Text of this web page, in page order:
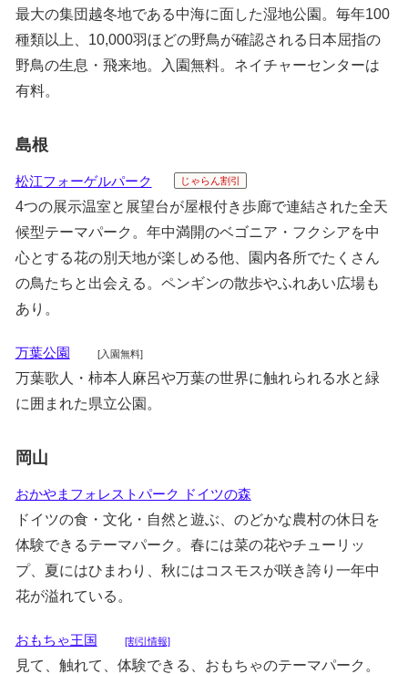
最大の集団越冬地である中海に面した湿地公園。毎年100
種類以上、10,000羽ほどの野鳥が確認される日本屈指の
野鳥の生息・飛来地。入園無料。ネイチャーセンターは
有料。
島根
松江フォーゲルパーク じゃらん割引
4つの展示温室と展望台が屋根付き歩廊で連結された全天
候型テーマパーク。年中満開のベゴニア・フクシアを中
心とする花の別天地が楽しめる他、園内各所でたくさん
の鳥たちと出会える。ペンギンの散歩やふれあい広場も
あり。
万葉公園 [入園無料]
万葉歌人・柿本人麻呂や万葉の世界に触れられる水と緑
に囲まれた県立公園。
岡山
おかやまフォレストパーク ドイツの森
ドイツの食・文化・自然と遊ぶ、のどかな農村の休日を
体験できるテーマパーク。春には菜の花やチューリッ
プ、夏にはひまわり、秋にはコスモスが咲き誇り一年中
花が溢れている。
おもちゃ王国 [割引情報]
見て、触れて、体験できる、おもちゃのテーマパーク。